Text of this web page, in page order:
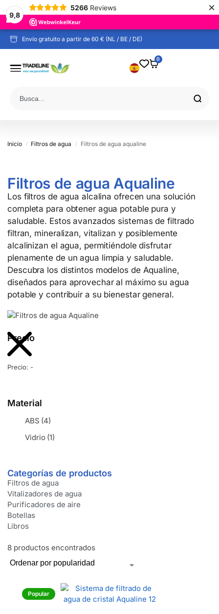
9,8
5266 Reviews ×
Envío gratuito a partir de 60 € (NL / BE / DE)
0
Inicio / Filtros de agua / Filtros de agua aqualine
Filtros de agua Aqualine
Los filtros de agua alcalina ofrecen una solución
completa para obtener agua potable pura y
saludable. Estos avanzados sistemas de filtrado
filtran, mineralizan, vitalizan y posiblemente
alcalinizan el agua, permitiéndole disfrutar
plenamente de un agua limpia y saludable.
Descubra los distintos modelos de Aqualine,
diseñados para aprovechar al máximo su agua
potable y contribuir a su bienestar general.
Precio
Precio: -
Material
ABS (4)
Vidrio (1)
Categorías de productos
Filtros de agua
Vitalizadores de agua
Purificadores de aire
Botellas
Libros
8 productos encontrados
Popular